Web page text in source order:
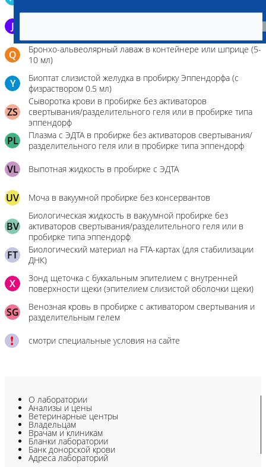
J
Q
Бронхо-альвеолярный лаваж в контейнере или шприце (5-
10 мл)
Y
Биоптат слизистой желудка в пробирку Эппендорфа (с
физраствором 0.5 мл)
ZS
Сыворотка крови в пробирке без активаторов
свертывания/разделительного геля или в пробирке типа
эппендорф
PL
Плазма с ЭДТА в пробирке без активаторов свертывания/
разделительного геля или в пробирке типа эппендорф
VL Выпотная жидкость в пробирке с ЭДТА
UV Моча в вакуумной пробирке без консервантов
BV
Биологическая жидкость в вакуумной пробирке без
активаторов свертывания/разделительного геля или в
пробирке типа эппендорф
FT
Биологический материал на FTA-картах (для стабилизации
ДНК)
X
Зонд щеточка с буккальным эпителием с внутренней
поверхности щеки (эпителием слизистой оболочки щеки)
SG
Венозная кровь в пробирке с активатором свертывания и
разделительным гелем
смотри специальные условия на сайте
О лаборатории
Анализы и цены
Ветеринарные центры
Владельцам
Врачам и клиникам
Бланки лаборатории
Банк донорской крови
Адреса лабораторий